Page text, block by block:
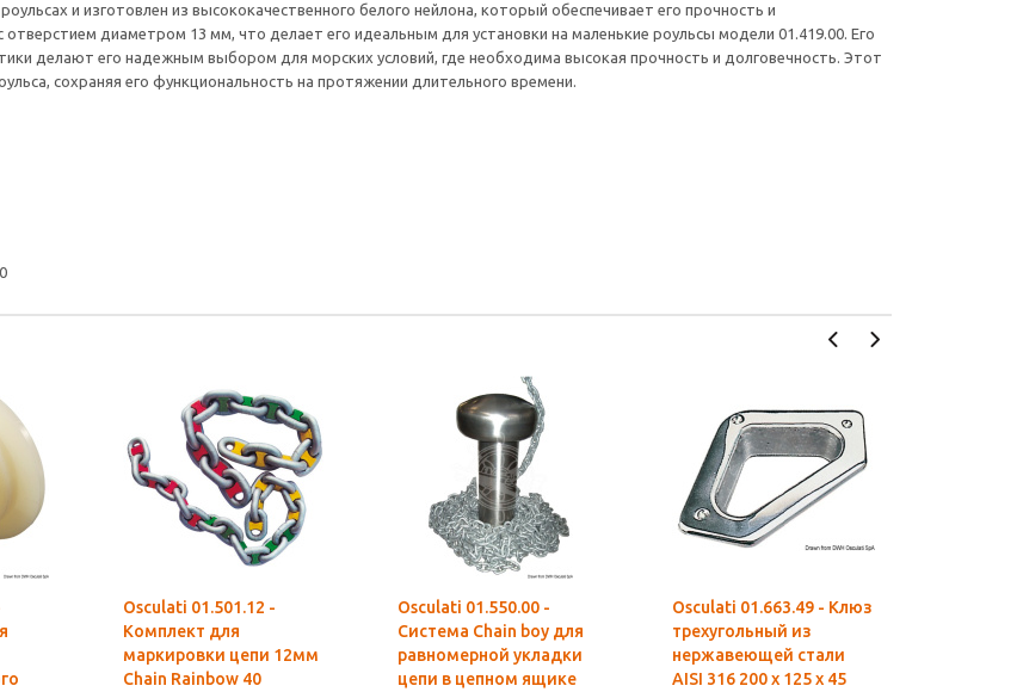
и изготовлен из высококачественного белого нейлона, который обеспечивает его прочность и
диаметром 13 мм, что делает его идеальным для установки на маленькие роульсы модели 01.419.00. Его
делают его надежным выбором для морских условий, где необходима высокая прочность и долговечность. Этот
сохраняя его функциональность на протяжении длительного времени.
Osculati 01.501.12 -
Комплект для
маркировки цепи 12мм
Chain Rainbow 40
Osculati 01.550.00 -
Система Chain boy для
равномерной укладки
цепи в цепном ящике
Osculati 01.663.49 - Клюз
трехугольный из
нержавеющей стали
AISI 316 200 x 125 x 45